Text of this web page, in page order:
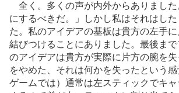
全く。多くの声が内外からありました
にするべきだ。」しかし私はそれはし
た。私のアイデアの基板は貴方の左手
結びつけることにありました。最後まで
のアイデアは貴方が実際に片方の腕を
をやめた、それは何かを失ったという
ゲームでは）通常は左スティックでキ